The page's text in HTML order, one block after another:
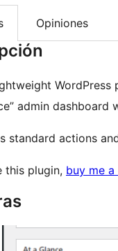
Opiniones
WordPress
admin dashboard
standard actions
this plugin, buy me